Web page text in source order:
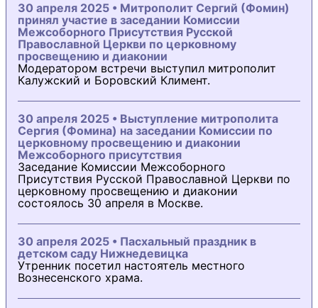
30 апреля 2025 • Митрополит Сергий (Фомин)
принял участие в заседании Комиссии
Межсоборного Присутствия Русской
Православной Церкви по церковному
просвещению и диаконии
Модератором встречи выступил митрополит
Калужский и Боровский Климент.
30 апреля 2025 • Выступление митрополита
Сергия (Фомина) на заседании Комиссии по
церковному просвещению и диаконии
Межсоборного присутствия
Заседание Комиссии Межсоборного
Присутствия Русской Православной Церкви по
церковному просвещению и диаконии
состоялось 30 апреля в Москве.
30 апреля 2025 • Пасхальный праздник в
детском саду Нижнедевицка
Утренник посетил настоятель местного
Вознесенского храма.